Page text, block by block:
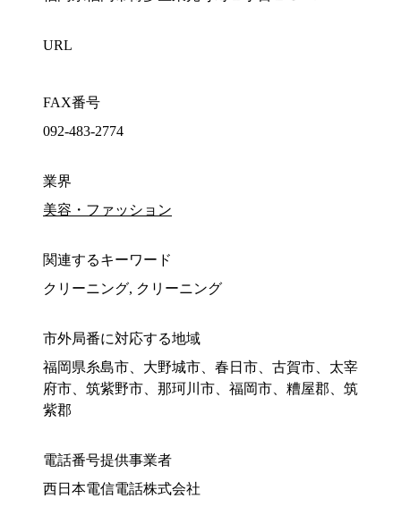
URL
FAX番号
092-483-2774
業界
美容・ファッション
関連するキーワード
クリーニング, クリーニング
市外局番に対応する地域
福岡県糸島市、大野城市、春日市、古賀市、太宰
府市、筑紫野市、那珂川市、福岡市、糟屋郡、筑
紫郡
電話番号提供事業者
西日本電信電話株式会社